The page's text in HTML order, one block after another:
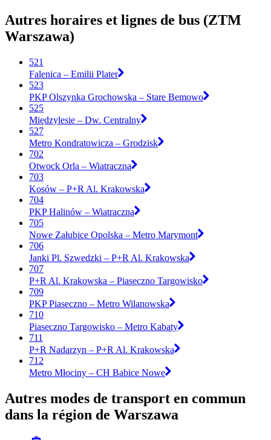
Autres horaires et lignes de bus (ZTM
Warszawa)
521
Falenica – Emilii Plater
523
PKP Olszynka Grochowska – Stare Bemowo
525
Międzylesie – Dw. Centralny
527
Metro Kondratowicza – Grodzisk
702
Otwock Orla – Wiatraczna
703
Kosów – P+R Al. Krakowska
704
PKP Halinów – Wiatraczna
705
Nowe Załubice Opolska – Metro Marymont
706
Janki Pl. Szwedzki – P+R Al. Krakowska
707
P+R Al. Krakowska – Piaseczno Targowisko
709
PKP Piaseczno – Metro Wilanowska
710
Piaseczno Targowisko – Metro Kabaty
711
P+R Nadarzyn – P+R Al. Krakowska
712
Metro Młociny – CH Babice Nowe
Autres modes de transport en commun
dans la région de Warszawa